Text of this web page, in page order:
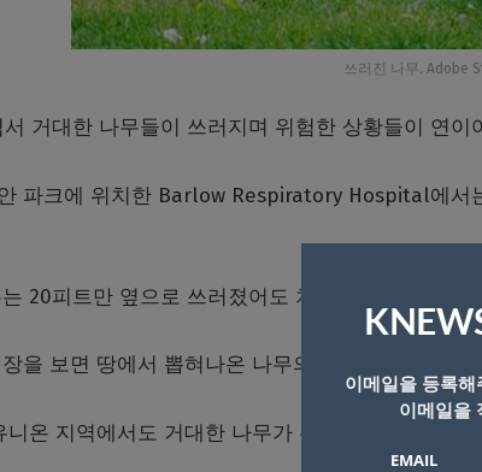
쓰러진 나무. Adobe
거대한 나무들이 쓰러지며 위험한 상황들이 연이
파크에 위치한 Barlow Respiratory Hospital에서
20피트만 옆으로 쓰러졌어도 치료를 받고 있던 환
을 보면 땅에서 뽑혀나온 나무의 뿌리 일부 높이는
니온 지역에서도 거대한 나무가 주차되어있던 차
이메일을 등록
이메일을
EMAIL